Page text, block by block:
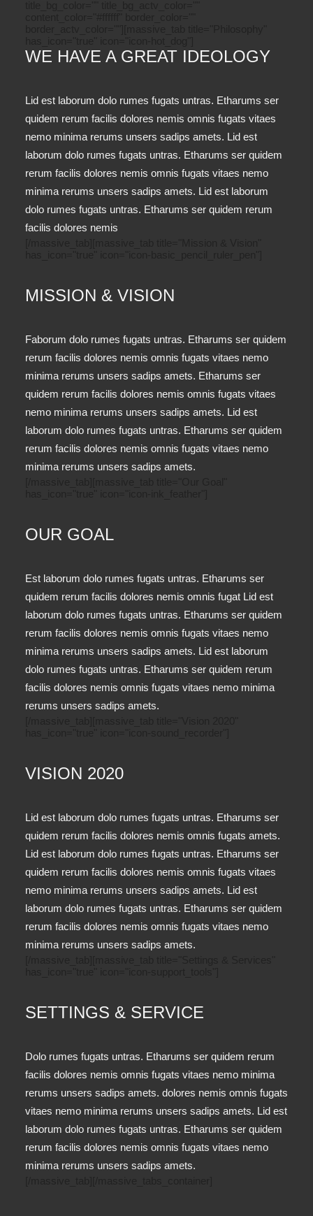
WE HAVE A GREAT IDEOLOGY
Lid est laborum dolo rumes fugats untras. Etharums ser
quidem rerum facilis dolores nemis omnis fugats vitaes
nemo minima rerums unsers sadips amets. Lid est
laborum dolo rumes fugats untras. Etharums ser quidem
rerum facilis dolores nemis omnis fugats vitaes nemo
minima rerums unsers sadips amets. Lid est laborum
dolo rumes fugats untras. Etharums ser quidem rerum
facilis dolores nemis
MISSION & VISION
Faborum dolo rumes fugats untras. Etharums ser quidem
rerum facilis dolores nemis omnis fugats vitaes nemo
minima rerums unsers sadips amets. Etharums ser
quidem rerum facilis dolores nemis omnis fugats vitaes
nemo minima rerums unsers sadips amets. Lid est
laborum dolo rumes fugats untras. Etharums ser quidem
rerum facilis dolores nemis omnis fugats vitaes nemo
minima rerums unsers sadips amets.
OUR GOAL
Est laborum dolo rumes fugats untras. Etharums ser
quidem rerum facilis dolores nemis omnis fugat Lid est
laborum dolo rumes fugats untras. Etharums ser quidem
rerum facilis dolores nemis omnis fugats vitaes nemo
minima rerums unsers sadips amets. Lid est laborum
dolo rumes fugats untras. Etharums ser quidem rerum
facilis dolores nemis omnis fugats vitaes nemo minima
rerums unsers sadips amets.
VISION 2020
Lid est laborum dolo rumes fugats untras. Etharums ser
quidem rerum facilis dolores nemis omnis fugats amets.
Lid est laborum dolo rumes fugats untras. Etharums ser
quidem rerum facilis dolores nemis omnis fugats vitaes
nemo minima rerums unsers sadips amets. Lid est
laborum dolo rumes fugats untras. Etharums ser quidem
rerum facilis dolores nemis omnis fugats vitaes nemo
minima rerums unsers sadips amets.
SETTINGS & SERVICE
Dolo rumes fugats untras. Etharums ser quidem rerum
facilis dolores nemis omnis fugats vitaes nemo minima
rerums unsers sadips amets. dolores nemis omnis fugats
vitaes nemo minima rerums unsers sadips amets. Lid est
laborum dolo rumes fugats untras. Etharums ser quidem
rerum facilis dolores nemis omnis fugats vitaes nemo
minima rerums unsers sadips amets.